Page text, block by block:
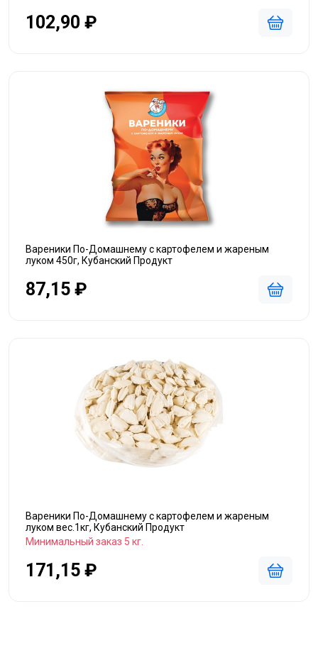
102,90 ₽
Вареники По-Домашнему с картофелем и жареным
луком 450г, Кубанский Продукт
87,15 ₽
Вареники По-Домашнему с картофелем и жареным
луком вес.1кг, Кубанский Продукт
Минимальный заказ 5 кг.
171,15 ₽